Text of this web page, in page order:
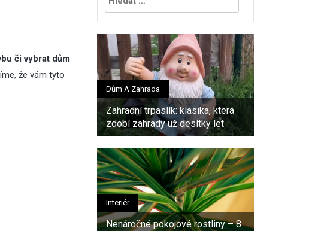
či vybrat dům
že vám tyto
Dům A Zahrada
Zahradní trpaslík: klasika, která
zdobí zahrady už desítky let
Interiér
Nenáročné pokojové rostliny – 8